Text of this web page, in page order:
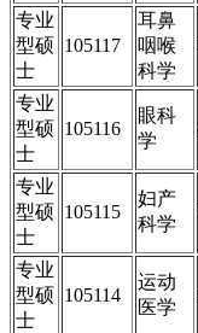
专业
型硕
士
105117
耳鼻
咽喉
科学
专业
型硕
士
105116
眼科
学
专业
型硕
士
105115
妇产
科学
专业
型硕
士
105114
运动
医学